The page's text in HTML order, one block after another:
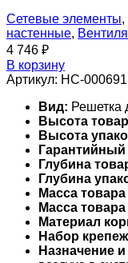
Сетевые элементы,
настенные,
4 746 ₽
В корзину
Артикул: НС-
Вид: Решетка
Высота
Высота
Гарантийный
Глубина
Глубина
Масса товара
Масса
Материал
Набор
Назначение